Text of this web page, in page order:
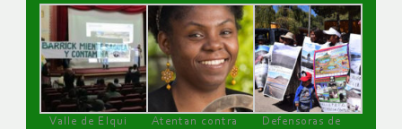
Valle de Elqui
Atentan contra
Defensoras de